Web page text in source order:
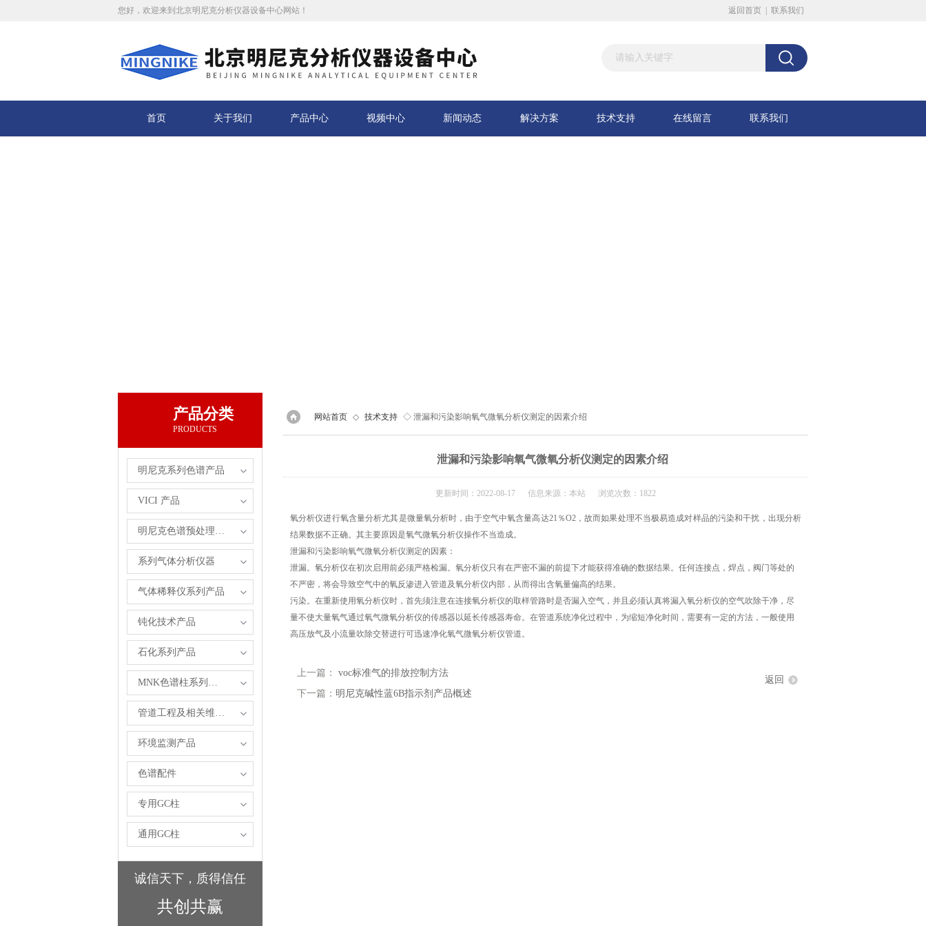
您好，欢迎来到北京明尼克分析仪器设备中心网站！ 返回首页 联系我们
首页 关于我们 产品中心 视频中心 新闻动态 解决方案 技术支持 在线留言 联系我们
产品分类
PRODUCTS
明尼克系列色谱产品
VICI 产品
明尼克色谱预处理自主产品
系列气体分析仪器
气体稀释仪系列产品
钝化技术产品
石化系列产品
MNK色谱柱系列产品
管道工程及相关维修服务
环境监测产品
色谱配件
专用GC柱
通用GC柱
诚信天下，质得信任
共创共赢
网站首页 ◇ 技术支持 ◇ 泄漏和污染影响氧气微氧分析仪测定的因素介绍
泄漏和污染影响氧气微氧分析仪测定的因素介绍
更新时间：2022-08-17 信息来源：本站 浏览次数：1822
氧分析仪进行氧含量分析尤其是微量氧分析时，由于空气中氧含量高达21％O2，故而如果处理不当极易造成对样品的污染和干扰，出现分析
结果数据不正确。其主要原因是氧气微氧分析仪操作不当造成。
泄漏和污染影响氧气微氧分析仪测定的因素：
泄漏。氧分析仪在初次启用前必须严格检漏。氧分析仪只有在严密不漏的前提下才能获得准确的数据结果。任何连接点，焊点，阀门等处的
不严密，将会导致空气中的氧反渗进入管道及氧分析仪内部，从而得出含氧量偏高的结果。
污染。在重新使用氧分析仪时，首先须注意在连接氧分析仪的取样管路时是否漏入空气，并且必须认真将漏入氧分析仪的空气吹除干净，尽
量不使大量氧气通过氧气微氧分析仪的传感器以延长传感器寿命。在管道系统净化过程中，为缩短净化时间，需要有一定的方法，一般使用
高压放气及小流量吹除交替进行可迅速净化氧气微氧分析仪管道。
上一篇： voc标准气的排放控制方法
下一篇： 明尼克碱性蓝6B指示剂产品概述
返回